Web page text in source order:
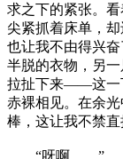
求之下的紧张。
尖紧抓着床单，
也让我不由得兴
半脱的衣物，另
拉扯下来——这一
赤裸相见。在余
棒，这让我不禁直
“呀啊……”